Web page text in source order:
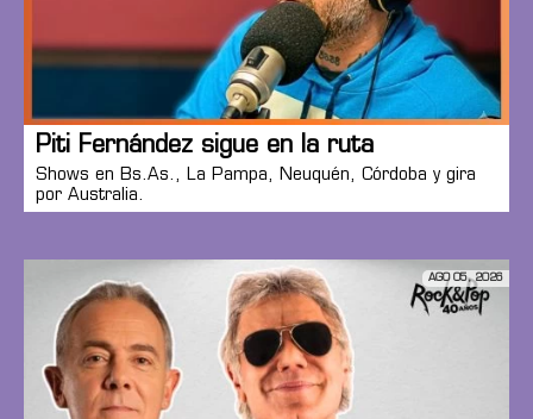
Piti Fernández sigue en la ruta
Shows en Bs.As., La Pampa, Neuquén, Córdoba y gira
por Australia.
AGO 05, 2026